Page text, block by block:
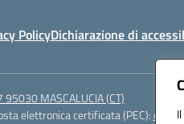
PolicyDichiarazione di
MASCALUCIA (CT)
elettronica certificata (PEC):